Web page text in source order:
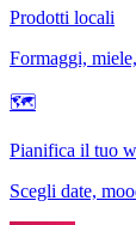
Prodotti locali
Formaggi,
🗺
Pianifica il tuo
Scegli date,